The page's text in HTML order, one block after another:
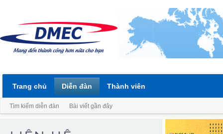
Trang chủ Diễn đàn
Tìm kiếm diễn đàn Bài viết gần đây
Thành viên